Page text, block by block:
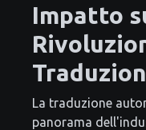
Impatto
La traduzione
panorama